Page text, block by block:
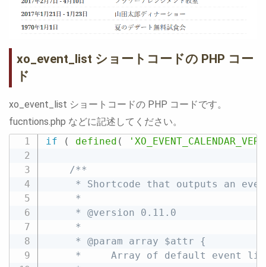
xo_event_list ショートコードの PHP コー
ド
xo_event_list ショートコードの PHP コードです。
fucntions.php などに記述してください。
if
( defined (
/**